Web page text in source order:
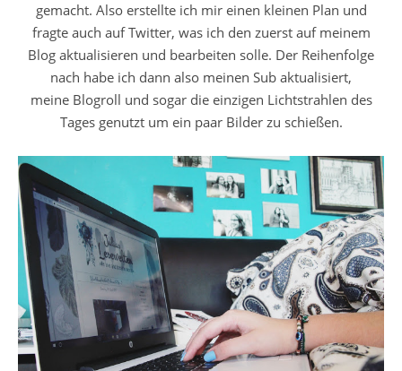
gemacht. Also erstellte ich mir einen kleinen Plan und
fragte auch auf Twitter, was ich den zuerst auf meinem
Blog aktualisieren und bearbeiten solle. Der Reihenfolge
nach habe ich dann also meinen Sub aktualisiert,
meine Blogroll und sogar die einzigen Lichtstrahlen des
Tages genutzt um ein paar Bilder zu schießen.